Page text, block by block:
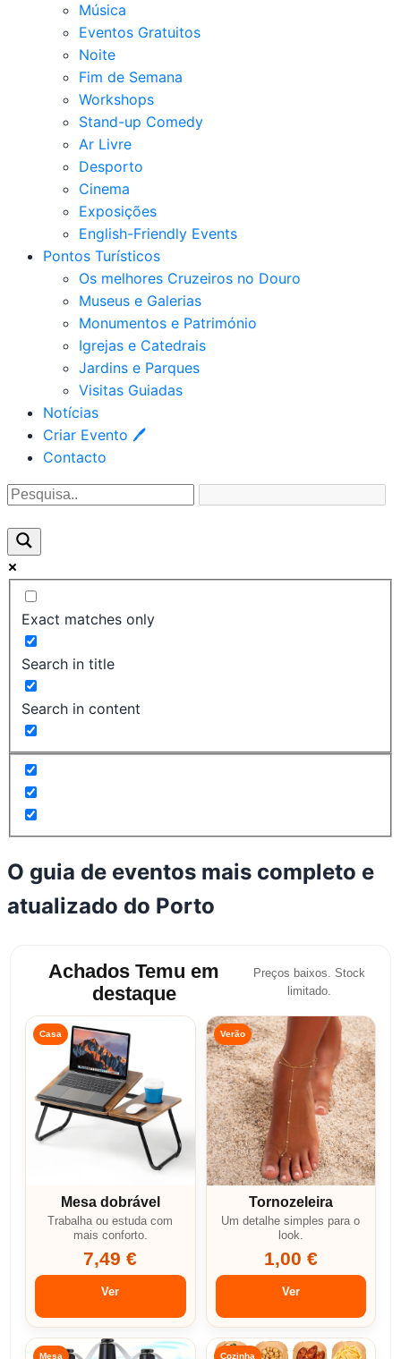
Música
Eventos Gratuitos
Noite
Fim de Semana
Workshops
Stand-up Comedy
Ar Livre
Desporto
Cinema
Exposições
English-Friendly Events
Pontos Turísticos
Os melhores Cruzeiros no Douro​
Museus e Galerias
Monumentos e Património
Igrejas e Catedrais
Jardins e Parques
Visitas Guiadas
Notícias
Criar Evento 🖊
Contacto
Exact matches only
Search in title
Search in content
O guia de eventos mais completo e
atualizado do Porto
Achados Temu em
destaque
Preços baixos. Stock
limitado.
Casa
Mesa dobrável
Trabalha ou estuda com
mais conforto.
7,49 €
Ver
Verão
Tornozeleira
Um detalhe simples para o
look.
1,00 €
Ver
Mesa Cozinha